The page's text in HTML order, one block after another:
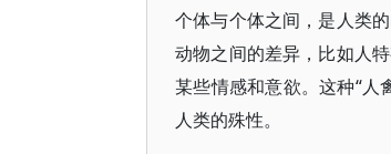
个体与个体之间，是人类
动物之间的差异，比如人
某些情感和意欲。这种“人
人类的殊性。